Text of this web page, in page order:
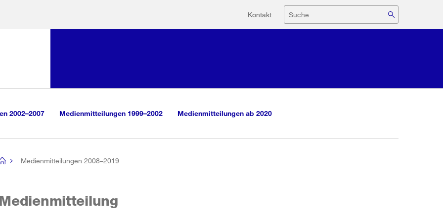
Hilfsnavigation
Kontakt Suche
2002–2007 Medienmitteilungen 1999–2002 Medienmitteilungen ab 2020
Medienmitteilungen 2008–2019